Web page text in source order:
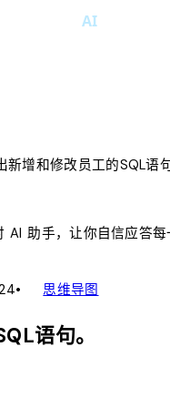
新增和修改员工的SQL语句
AI 助手，让你自信应答每
• account_tree思维导图
语句。